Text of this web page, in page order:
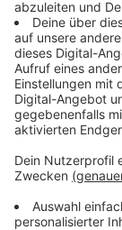
Leverkusener
Norhausen
erst in zwei
war eine
ausgelaufen,
Corona-
Anzeige